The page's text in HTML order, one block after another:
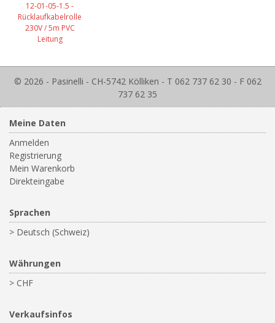
12-01-05-1.5 -
Rücklaufkabelrolle
230V / 5m PVC
Leitung
© 2026 - Pasinelli - CH-5742 Kölliken - T 062 737 62 30 - F 062
737 62 35
Meine Daten
Anmelden
Registrierung
Mein Warenkorb
Direkteingabe
Sprachen
> Deutsch (Schweiz)
Währungen
> CHF
Verkaufsinfos